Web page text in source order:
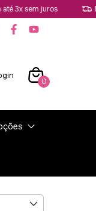
juros Frete
0